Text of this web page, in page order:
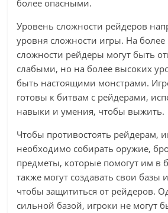
более опасными.
Уровень сложности рейдеров
уровня сложности игры. На
сложности рейдеры могут быть
слабыми, но на более высоких
быть настоящими монстрами.
готовы к битвам с рейдерами,
навыки и умения, чтобы выжить.
Чтобы противостоять рейдерам,
необходимо собирать оружие,
предметы, которые помогут им в
также могут создавать свои базы
чтобы защититься от рейдеров.
сильной базой, игроки не могут